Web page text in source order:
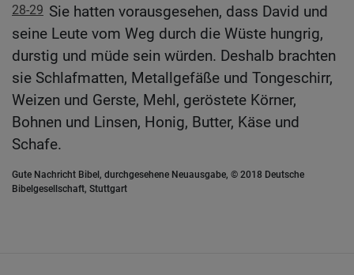
28-29 Sie hatten vorausgesehen, dass David und
seine Leute vom Weg durch die Wüste hungrig,
durstig und müde sein würden. Deshalb brachten
sie Schlafmatten, Metallgefäße und Tongeschirr,
Weizen und Gerste, Mehl, geröstete Körner,
Bohnen und Linsen, Honig, Butter, Käse und
Schafe.
Gute Nachricht Bibel, durchgesehene Neuausgabe, © 2018 Deutsche
Bibelgesellschaft, Stuttgart